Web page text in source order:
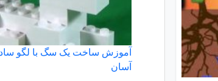
آموزش ساخت یک سگ با لگو
آسان